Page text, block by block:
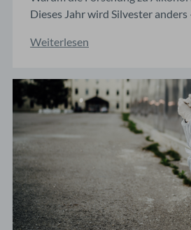
Dieses Jahr wird Silvester
Doch eine Konstante bleibt: der
Obwohl wir wissen, dass Alkohol
Weiterlesen